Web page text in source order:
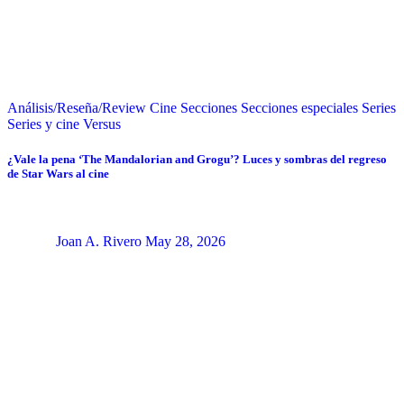
Análisis/Reseña/Review Cine Secciones Secciones especiales Series
Series y cine Versus
¿Vale la pena ‘The Mandalorian and Grogu’? Luces y sombras del regreso
de Star Wars al cine
Joan A. Rivero May 28, 2026